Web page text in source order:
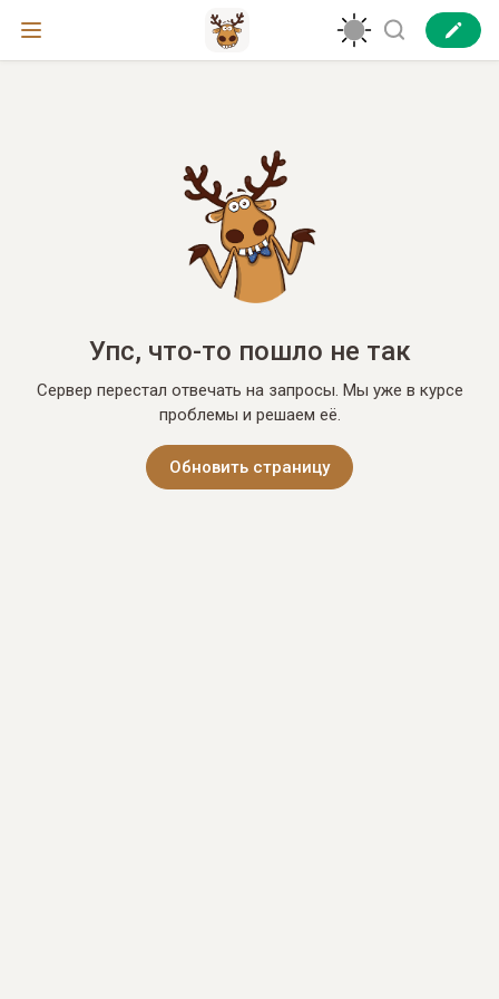
Упс, что-то пошло не так
Сервер перестал отвечать на запросы. Мы уже в курсе
проблемы и решаем её.
Обновить страницу